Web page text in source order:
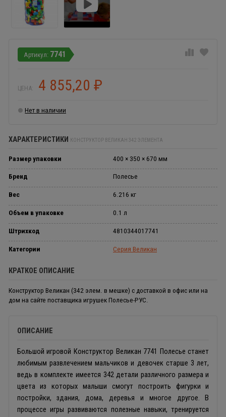
7741
ЦЕНА: 4 855,20 ₽
Нет в наличии
ХАРАКТЕРИСТИКИ КОНСТРУКТОР ВЕЛИКАН 342 ЭЛЕМЕНТА
Размер упаковки 400 × 350 × 670 мм
Бренд Полесье
Вес 6.216 кг
Объем в упаковке 0.1 л
Штрихкод 4810344017741
Категории Серия Великан
КРАТКОЕ ОПИСАНИЕ
Конструктор Великан (342 элем. в мешке) с доставкой в офис или на
дом на сайте поставщика игрушек Полесье-РУС.
ОПИСАНИЕ
Большой игровой Конструктор Великан 7741 Полесье станет
любимым развлечением мальчиков и девочек старше 3 лет,
ведь в комплекте имеется 342 детали различного размера и
цвета из которых малыши смогут построить фигурки и
постройки, здания, дома, деревья и многое другое. В
процессе игры развиваются полезные навыки, тренируется